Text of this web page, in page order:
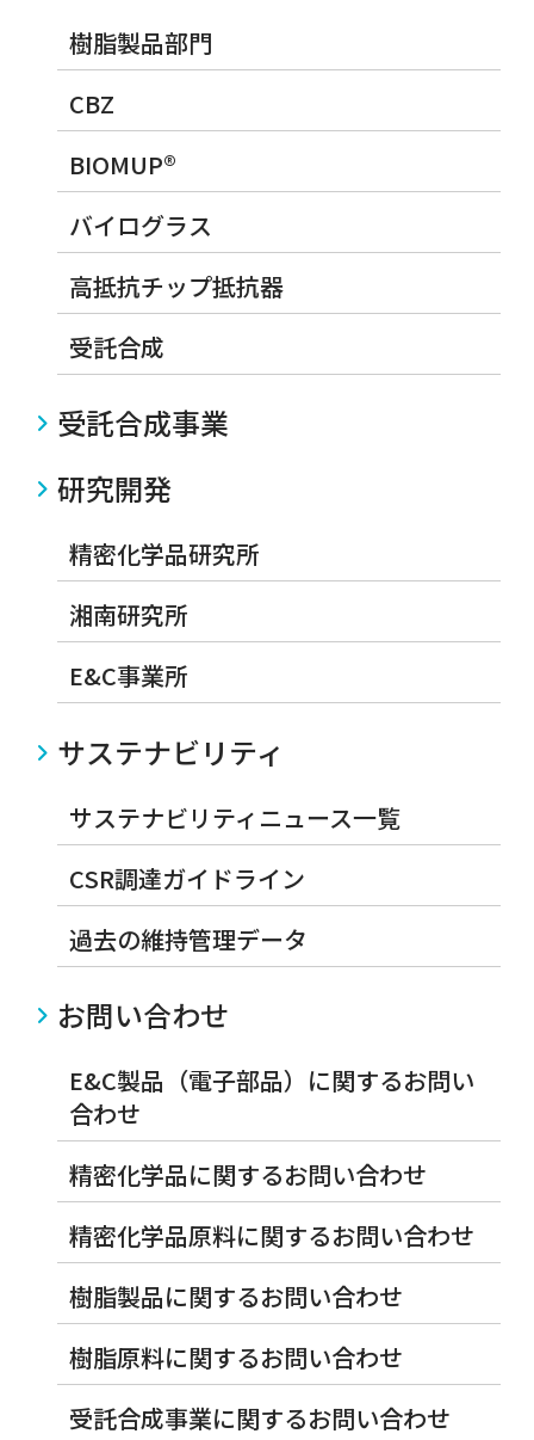
樹脂製品部門
CBZ
BIOMUP®
バイログラス
高抵抗チップ抵抗器
受託合成
受託合成事業
研究開発
精密化学品研究所
湘南研究所
E&C事業所
サステナビリティ
サステナビリティニュース一覧
CSR調達ガイドライン
過去の維持管理データ
お問い合わせ
E&C製品（電子部品）に関するお問い
合わせ
精密化学品に関するお問い合わせ
精密化学品原料に関するお問い合わせ
樹脂製品に関するお問い合わせ
樹脂原料に関するお問い合わせ
受託合成事業に関するお問い合わせ